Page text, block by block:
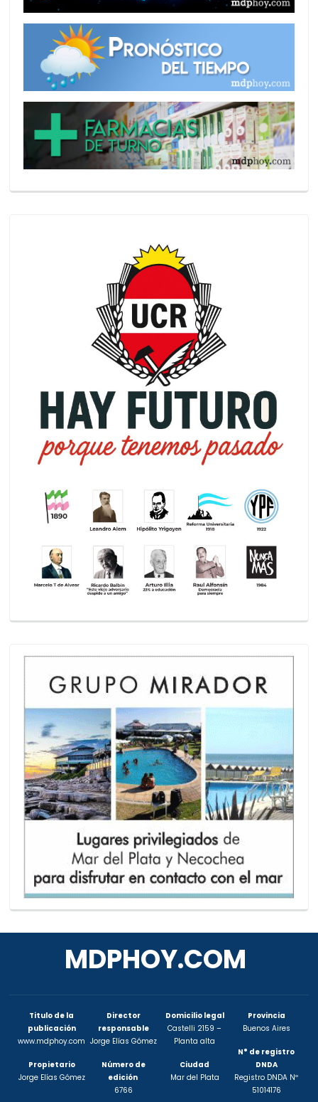
MDPHOY.COM
Titulo de la
publicación
www.mdphoy.com
Propietario
Jorge Elías Gómez
Director
responsable
Jorge Elías Gómez
Número de
edición
6766
Domicilio legal
Castelli 2159 –
Planta alta
Ciudad
Mar del Plata
Provincia
Buenos Aires
N° de registro
DNDA
Registro DNDA Nº
51014176